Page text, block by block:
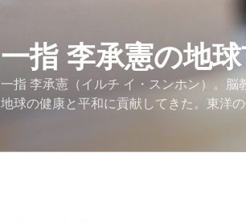
一指 李承憲の地
一指 李承憲（イルチ イ・スンホン）。
地球の健康と平和に貢献してきた。東洋